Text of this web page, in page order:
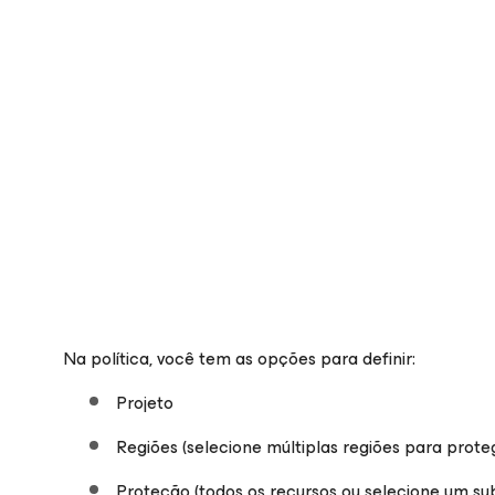
Na política, você tem as opções para definir:
Projeto
Regiões (selecione múltiplas regiões para